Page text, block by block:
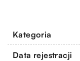
Kategoria
Data rejestracji